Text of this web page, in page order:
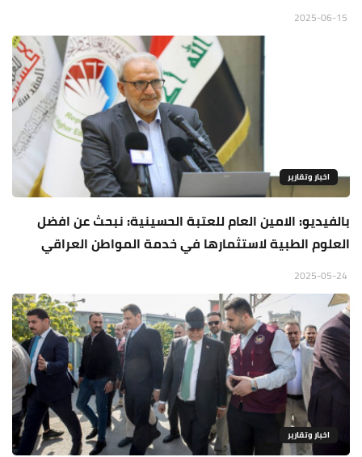
اخبار وتقارير
بالفيديو: الامين العام للعتبة الحسينية: نبحث عن افضل
العلوم الطبية لاستثمارها في خدمة المواطن العراقي
اخبار وتقارير